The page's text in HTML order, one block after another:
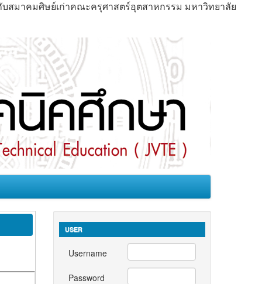
สมาคมศิษย์เก่าคณะครุศาสตร์อุตสาหกรรม มหาวิทยาลัย
USER
Username
Password